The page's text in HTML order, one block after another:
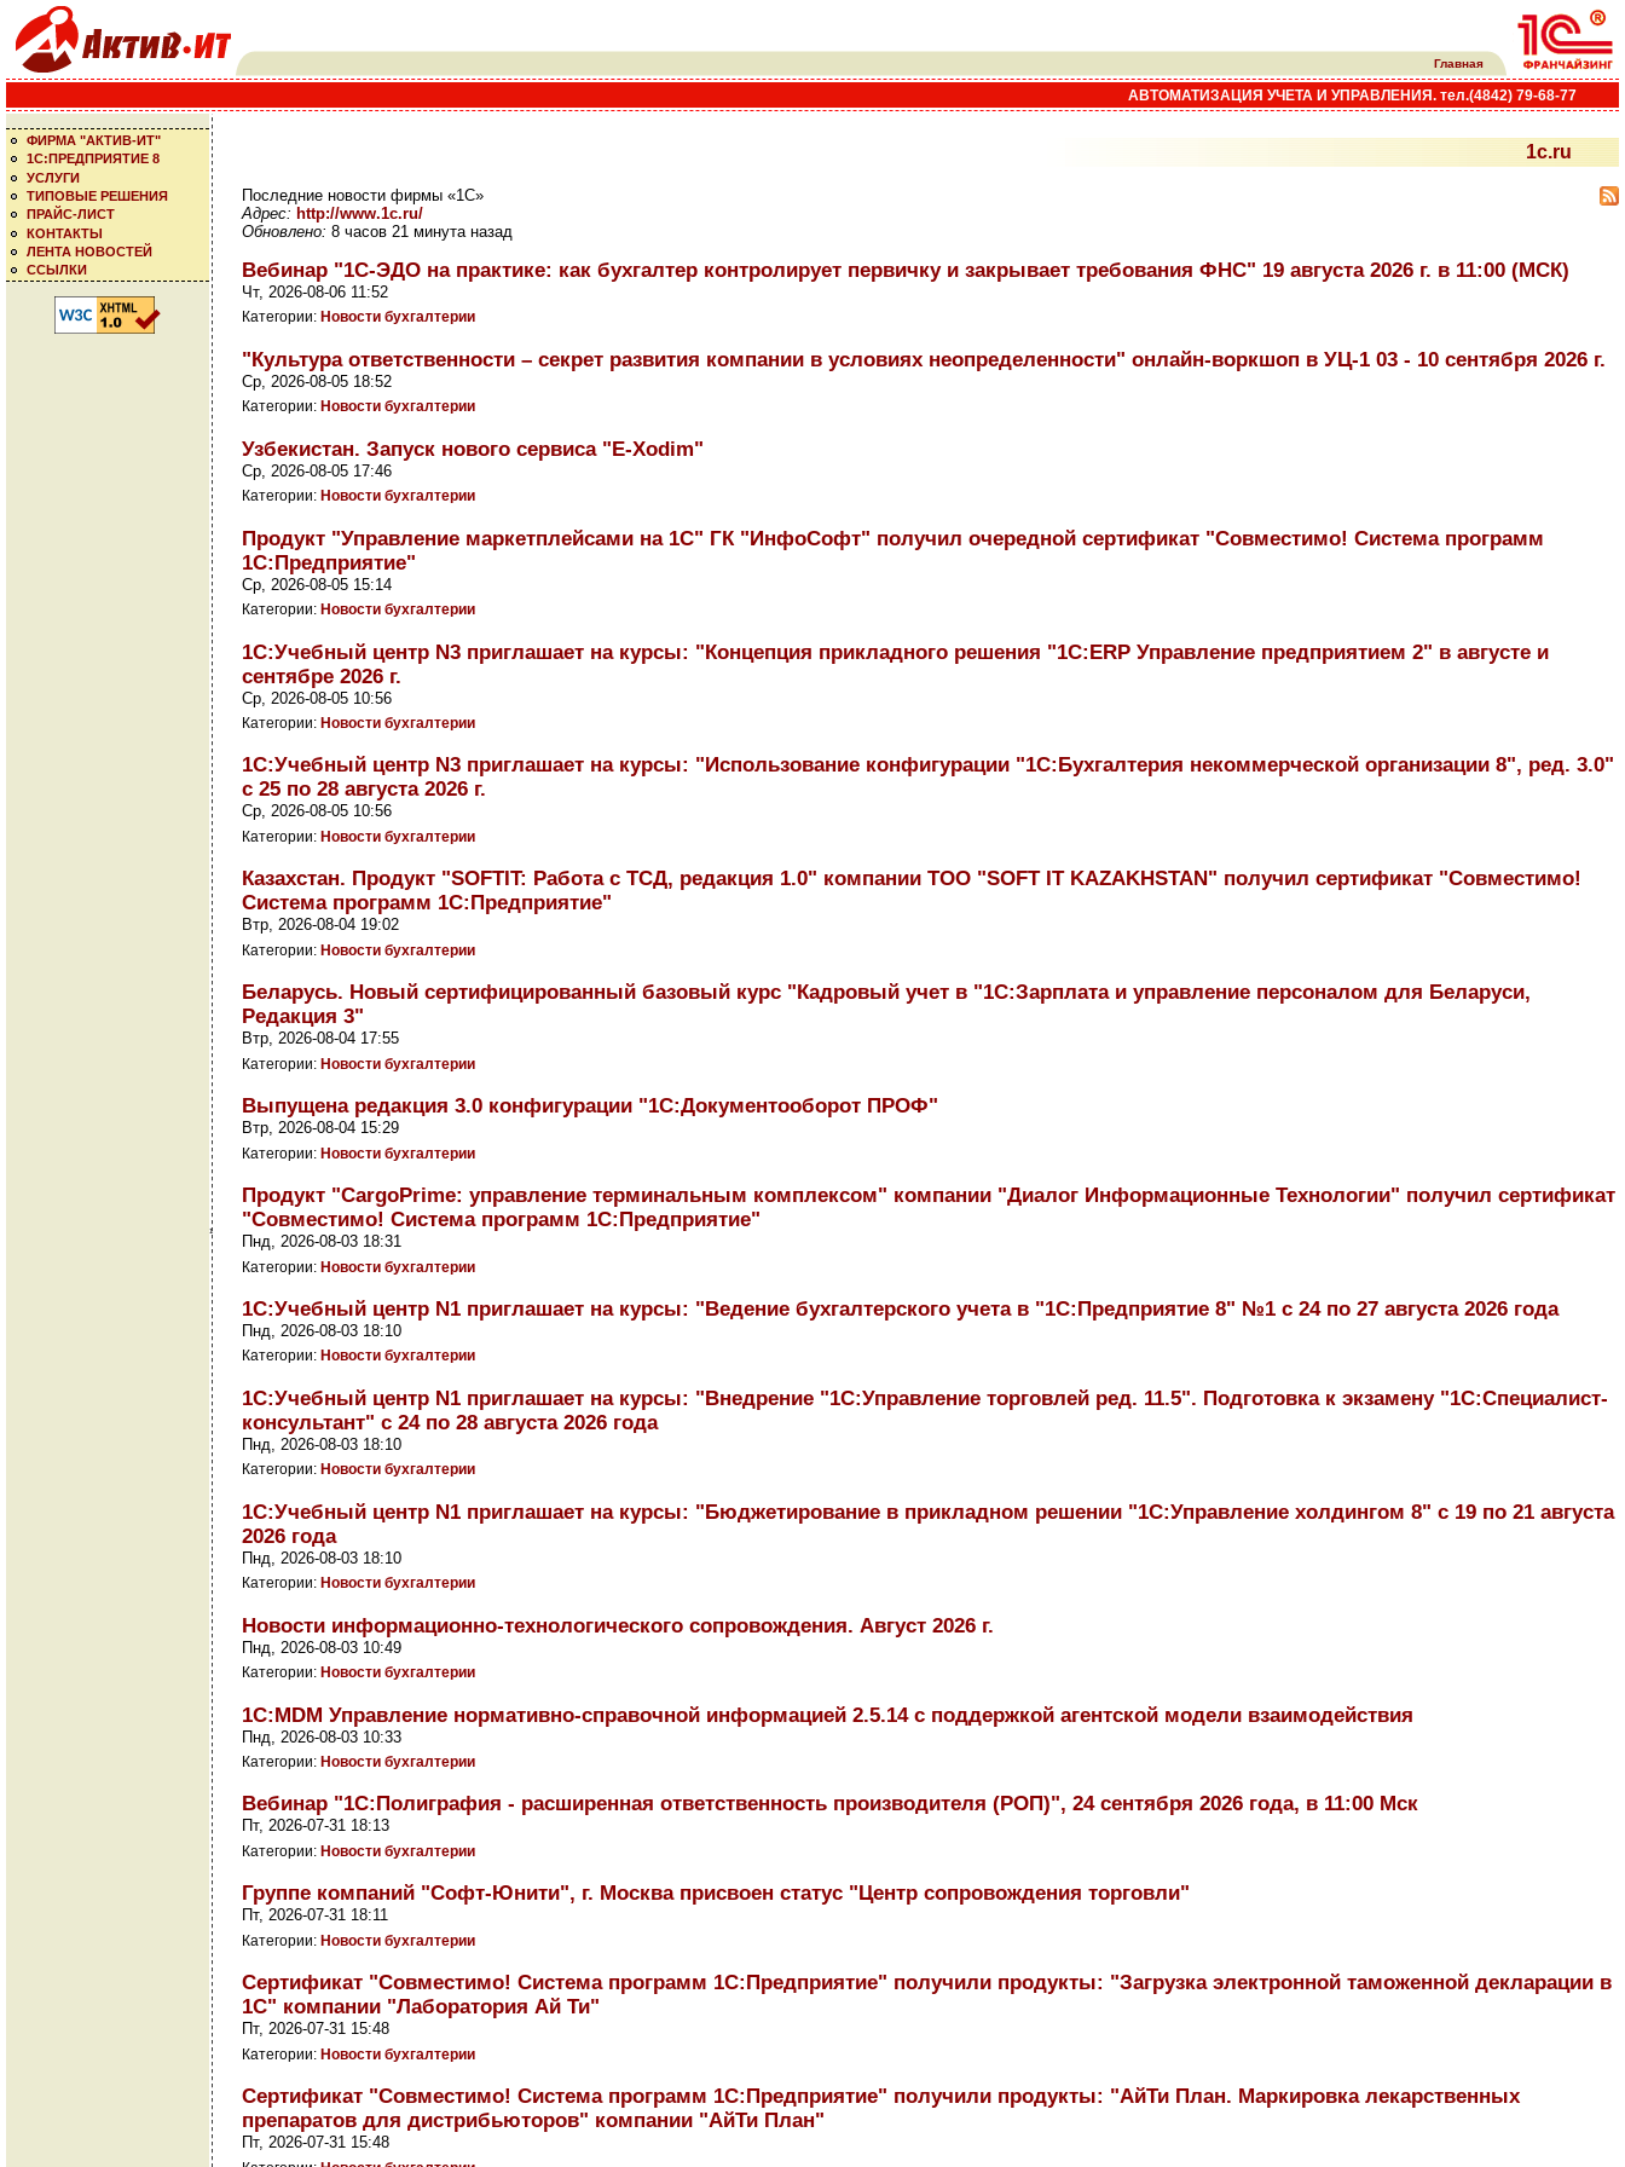
Главная
АВТОМАТИЗАЦИЯ УЧЕТА И УПРАВЛЕНИЯ. тел.(4842) 79-68-77
ФИРМА "АКТИВ-ИТ"
1С:ПРЕДПРИЯТИЕ 8
УСЛУГИ
ТИПОВЫЕ РЕШЕНИЯ
ПРАЙС-ЛИСТ
КОНТАКТЫ
ЛЕНТА НОВОСТЕЙ
ССЫЛКИ
1
1c.ru
Последние новости фирмы «1С»
Адрес: http://www.1c.ru/
Обновлено: 8 часов 21 минута назад
Вебинар "1С-ЭДО на практике: как бухгалтер контролирует первичку и закрывает требования ФНС" 19 августа 2026 г. в 11:00 (МСК)
Чт, 2026-08-06 11:52
Категории: Новости бухгалтерии
"Культура ответственности – секрет развития компании в условиях неопределенности" онлайн-воркшоп в УЦ-1 03 - 10 сентября 2026 г.
Ср, 2026-08-05 18:52
Категории: Новости бухгалтерии
Узбекистан. Запуск нового сервиса "E-Xodim"
Ср, 2026-08-05 17:46
Категории: Новости бухгалтерии
Продукт "Управление маркетплейсами на 1С" ГК "ИнфоСофт" получил очередной сертификат "Совместимо! Система программ
1С:Предприятие"
Ср, 2026-08-05 15:14
Категории: Новости бухгалтерии
1С:Учебный центр N3 приглашает на курсы: "Концепция прикладного решения "1С:ERP Управление предприятием 2" в августе и
сентябре 2026 г.
Ср, 2026-08-05 10:56
Категории:Новости бухгалтерии
1С:Учебный центр N3 приглашает на курсы: "Использование конфигурации "1С:Бухгалтерия некоммерческой организации 8", ред. 3.0"
с 25 по 28 августа 2026 г.
Ср, 2026-08-05 10:56
Категории:Новости бухгалтерии
Казахстан. Продукт "SOFTIT: Работа с ТСД, редакция 1.0" компании ТОО "SOFT IT KAZAKHSTAN" получил сертификат "Совместимо!
Система программ 1С:Предприятие"
Втр, 2026-08-04 19:02
Категории:Новости бухгалтерии
Беларусь. Новый сертифицированный базовый курс "Кадровый учет в "1С:Зарплата и управление персоналом для Беларуси,
Редакция 3"
Втр, 2026-08-04 17:55
Категории:Новости бухгалтерии
Выпущена редакция 3.0 конфигурации "1С:Документооборот ПРОФ"
Втр, 2026-08-04 15:29
Категории:Новости бухгалтерии
Продукт "CargoPrime: управление терминальным комплексом" компании "Диалог Информационные Технологии" получил сертификат
"Совместимо! Система программ 1С:Предприятие"
Пнд, 2026-08-03 18:31
Категории:Новости бухгалтерии
1С:Учебный центр N1 приглашает на курсы: "Ведение бухгалтерского учета в "1С:Предприятие 8" №1 с 24 по 27 августа 2026 года
Пнд, 2026-08-03 18:10
Категории: Новости бухгалтерии
1С:Учебный центр N1 приглашает на курсы: "Внедрение "1С:Управление торговлей ред. 11.5". Подготовка к экзамену "1С:Специалист-
консультант" с 24 по 28 августа 2026 года
Пнд, 2026-08-03 18:10
Категории: Новости бухгалтерии
1С:Учебный центр N1 приглашает на курсы: "Бюджетирование в прикладном решении "1С:Управление холдингом 8" с 19 по 21 августа
2026 года
Пнд, 2026-08-03 18:10
Категории: Новости бухгалтерии
Новости информационно-технологического сопровождения. Август 2026 г.
Пнд, 2026-08-03 10:49
Категории: Новости бухгалтерии
1С:MDM Управление нормативно-справочной информацией 2.5.14 с поддержкой агентской модели взаимодействия
Пнд, 2026-08-03 10:33
Категории:Новости бухгалтерии
Вебинар "1С:Полиграфия - расширенная ответственность производителя (РОП)", 24 сентября 2026 года, в 11:00 Мск
Пт, 2026-07-31 18:13
Категории:Новости бухгалтерии
Группе компаний "Софт-Юнити", г. Москва присвоен статус "Центр сопровождения торговли"
Пт, 2026-07-31 18:11
Категории:Новости бухгалтерии
Сертификат "Совместимо! Система программ 1С:Предприятие" получили продукты: "Загрузка электронной таможенной декларации в
1С" компании "Лаборатория Ай Ти"
Пт, 2026-07-31 15:48
Категории:Новости бухгалтерии
Сертификат "Совместимо! Система программ 1С:Предприятие" получили продукты: "АйТи План. Маркировка лекарственных
препаратов для дистрибьюторов" компании "АйТи План"
Пт, 2026-07-31 15:48